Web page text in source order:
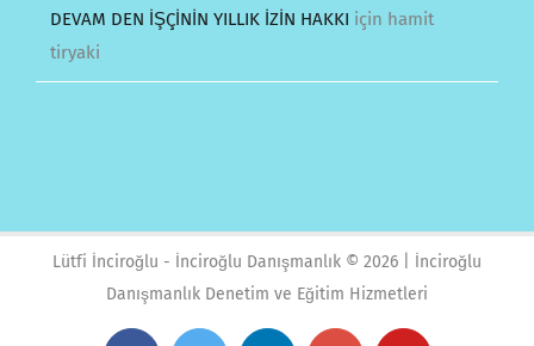
DEVAM DEN İŞÇİNİN YILLIK İZİN HAKKI için hamit
tiryaki
Lütfi İnciroğlu - İnciroğlu Danışmanlık © 2026 | İnciroğlu
Danışmanlık Denetim ve Eğitim Hizmetleri